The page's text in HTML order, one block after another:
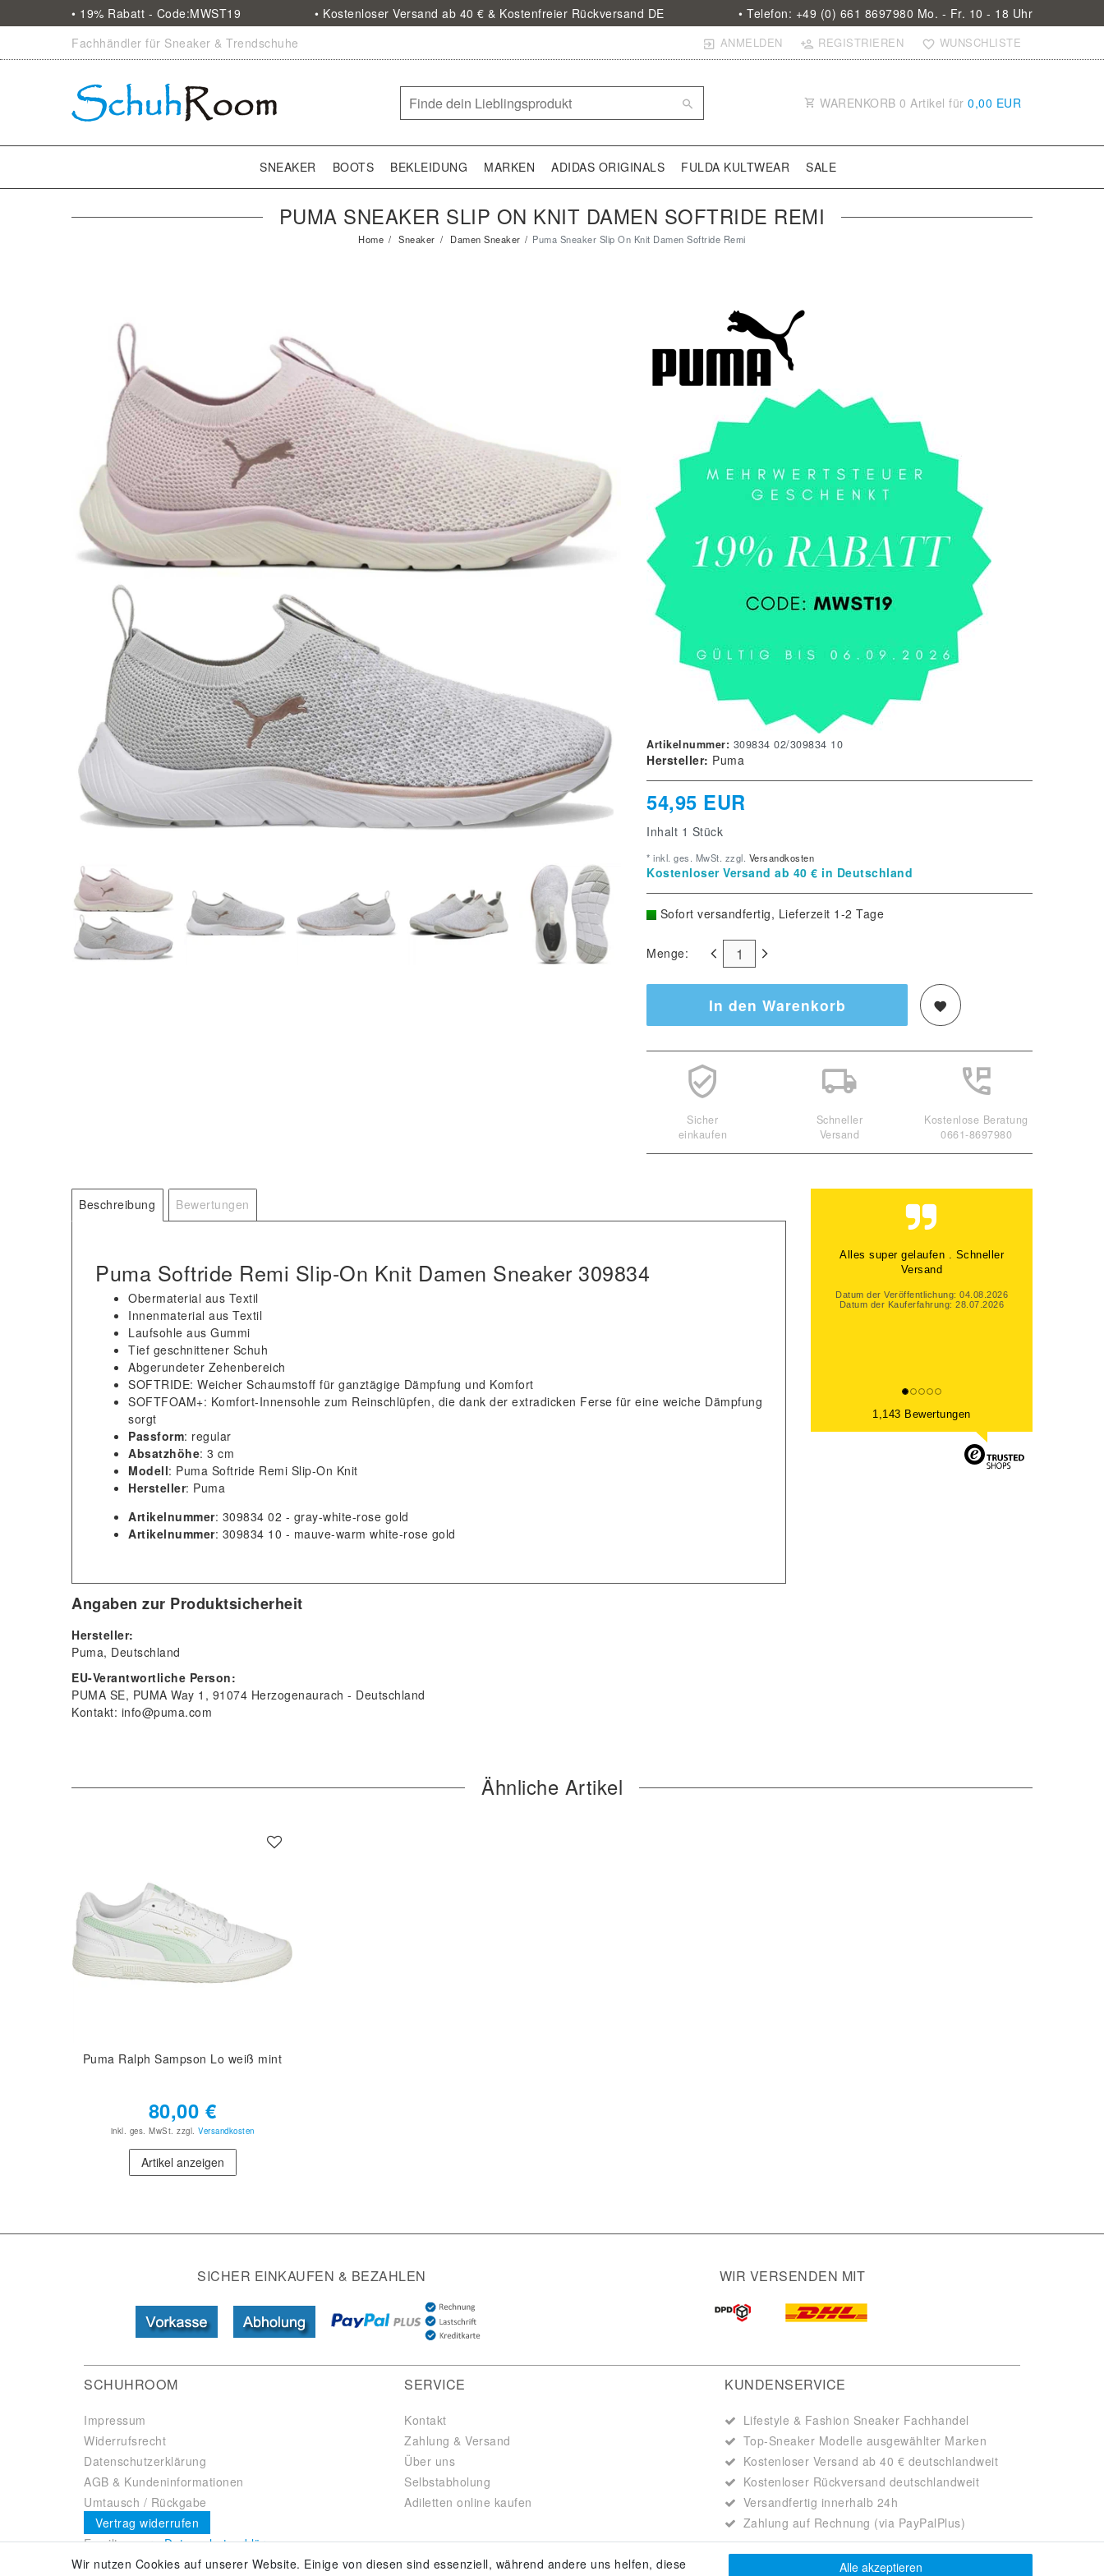
• 19% Rabatt - Code:MWST19 • Kostenloser Versand ab 40 € & Kostenfreier Rückversand DE
• Telefon: +49 (0) 661 8697980 Mo. - Fr. 10 - 18 Uhr
Fachhändler für Sneaker & Trendschuhe
ANMELDEN REGISTRIEREN WUNSCHLISTE
WARENKORB 0 Artikel für 0,00 EUR
SNEAKER BOOTS BEKLEIDUNG MARKEN ADIDAS ORIGINALS FULDA KULTWEAR SALE
PUMA SNEAKER SLIP ON KNIT DAMEN SOFTRIDE REMI
Home Sneaker Damen Sneaker Puma Sneaker Slip On Knit Damen Softride Remi
Artikelnummer: 309834 02/309834 10
Hersteller: Puma
54,95 EUR
Inhalt 1 Stück
* inkl. ges. MwSt. zzgl. Versandkosten
Kostenloser Versand ab 40 € in Deutschland
Sofort versandfertig, Lieferzeit 1-2 Tage
Menge:
In den Warenkorb
Sicher
einkaufen
Schneller
Versand
Kostenlose Beratung
0661-8697980
Beschreibung Bewertungen
Puma Softride Remi Slip-On Knit Damen Sneaker 309834
Obermaterial aus Textil
Innenmaterial aus Textil
Laufsohle aus Gummi
Tief geschnittener Schuh
Abgerundeter Zehenbereich
SOFTRIDE: Weicher Schaumstoff für ganztägige Dämpfung und Komfort
SOFTFOAM+: Komfort-Innensohle zum Reinschlüpfen, die dank der extradicken Ferse für eine weiche Dämpfung
sorgt
Passform: regular
Absatzhöhe: 3 cm
Modell: Puma Softride Remi Slip-On Knit
Hersteller: Puma
Artikelnummer: 309834 02 - gray-white-rose gold
Artikelnummer: 309834 10 - mauve-warm white-rose gold
Angaben zur Produktsicherheit
Hersteller:
Puma Deutschland
EU-Verantwortliche Person:
PUMA SE PUMA Way 1 91074 Herzogenaurach
Deutschland
Kontakt: info@puma.com
Alles Top gelaufen
Datum der Kauferfahrung: 25.07.2026
1,143 Bewertungen
Ähnliche Artikel
Puma Ralph Sampson Lo weiß mint
80,00 €
inkl. ges. MwSt. zzgl. Versandkosten
Artikel anzeigen
SICHER EINKAUFEN & BEZAHLEN WIR VERSENDEN MIT
SCHUHROOM
Impressum
Widerrufsrecht
Datenschutzerklärung
AGB & Kundeninformationen
Umtausch / Rückgabe
Vertrag widerrufen
Es gilt unsereDatenschutzerklärung
SERVICE
Kontakt
Zahlung & Versand
Über uns
Selbstabholung
Adiletten online kaufen
KUNDENSERVICE
Lifestyle & Fashion Sneaker Fachhandel
Top-Sneaker Modelle ausgewählter Marken
Kostenloser Versand ab 40 € deutschlandweit
Kostenloser Rückversand deutschlandweit
Versandfertig innerhalb 24h
Zahlung auf Rechnung (via PayPalPlus)
Wir nutzen Cookies auf unserer Website. Einige von diesen sind essenziell, während andere uns helfen, diese Alle akzeptieren